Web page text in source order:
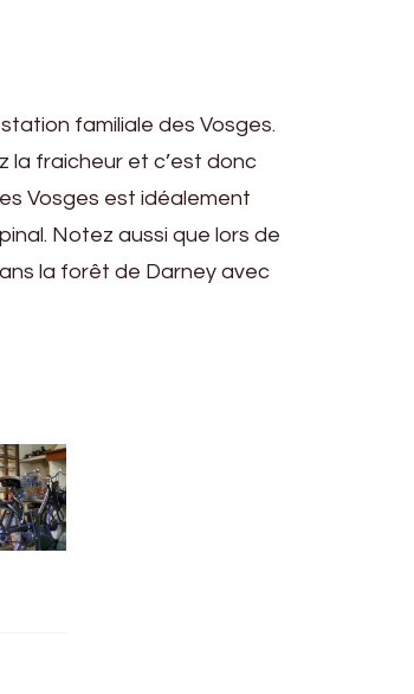
familiale des Vosges.
la fraicheur et c’est donc
Vosges est idéalement
Notez aussi que lors de
la forêt de Darney avec